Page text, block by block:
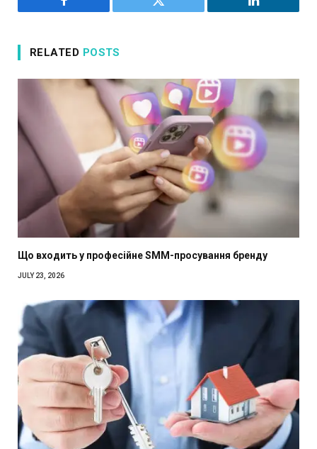
Facebook Twitter LinkedIn
RELATED POSTS
Що входить у професійне SMM-просування бренду
JULY 23, 2026